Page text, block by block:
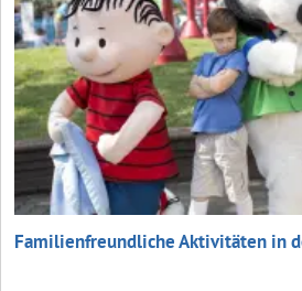
Familienfreundliche Aktivitäten in